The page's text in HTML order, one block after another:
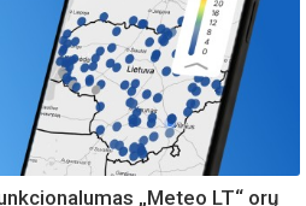
„Meteo LT“ orų